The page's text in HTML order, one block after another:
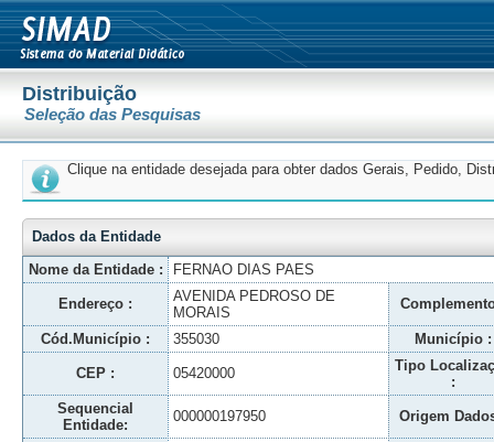
Distribuição
Seleção das Pesquisas
Clique na entidade desejada para obter dados Gerais, Pedido,
Dados da Entidade
Nome da Entidade :
FERNAO DIAS PAES
Endereço :
AVENIDA PEDROSO DE
MORAIS
Cód.Município : 355030 Município :
CEP : 05420000
Tipo
:
Sequencial
Entidade:
000000197950 Origem